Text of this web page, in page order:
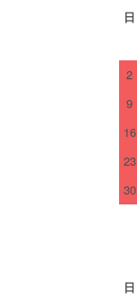
日
2
9
16
23
30
日